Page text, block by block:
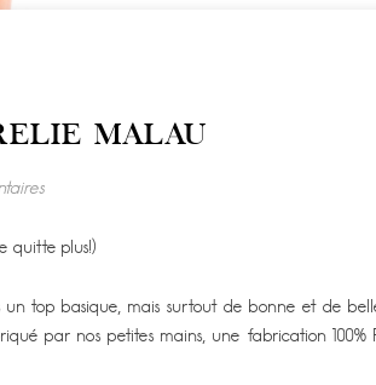
MALAU
quitte plus!)
un top basique, mais surtout de bonne et de
par nos petites mains, une fabrication 100%